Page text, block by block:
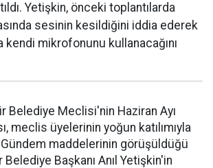
Yetişkin, önceki toplantılarda
sesinin kesildiğini iddia ederek
kendi mikrofonunu kullanacağını
Belediye Meclisi'nin Haziran Ayı
meclis üyelerinin yoğun katılımıyla
maddelerinin görüşüldüğü
Başkanı Anıl Yetişkin'in